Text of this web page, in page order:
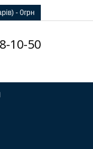
- 0грн
10-50